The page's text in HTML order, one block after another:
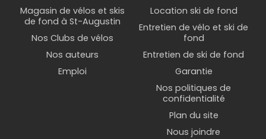
Magasin de vélos et skis
de fond à St-Augustin
Nos Clubs de vélos
Nos auteurs
Emploi
Location ski de fond
Entretien de vélo et ski de
fond
Entretien de ski de fond
Garantie
Nos politiques de
confidentialité
Plan du site
Nous joindre